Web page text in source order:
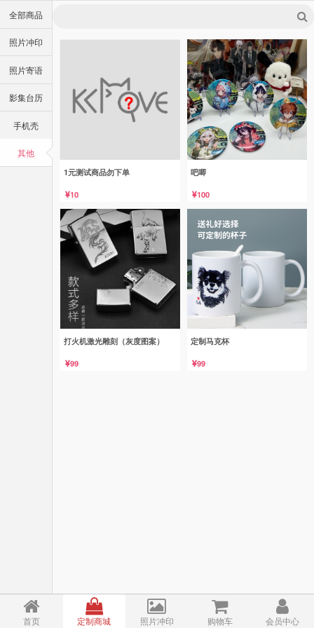
全部商品
照片冲印
照片寄语
影集台历
手机壳
其他
1元测试商品勿下单
10
吧唧
100
打火机激光雕刻（灰度图案）
99
定制马克杯
99
首页 定制商城 照片冲印 购物车 会员中心